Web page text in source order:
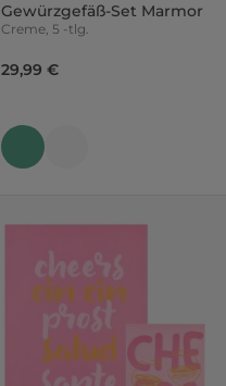
Gewürzgefäß-Set Marmor
Creme, 5 -tlg.
29,99 €